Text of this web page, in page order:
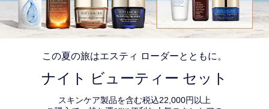
この夏の旅はエスティ ローダーとともに。
ナイト ビューティー セット
スキンケア製品を含む税込22,000円以上